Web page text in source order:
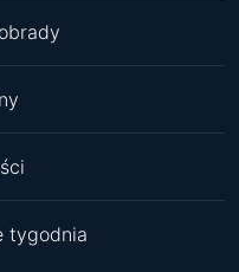
tygodnia